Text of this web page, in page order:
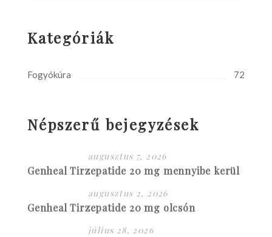
Kategóriák
Fogyókúra 72
Népszerű bejegyzések
augusztus 7, 2026
Genheal Tirzepatide 20 mg mennyibe kerül
augusztus 2, 2026
Genheal Tirzepatide 20 mg olcsón
július 28, 2026